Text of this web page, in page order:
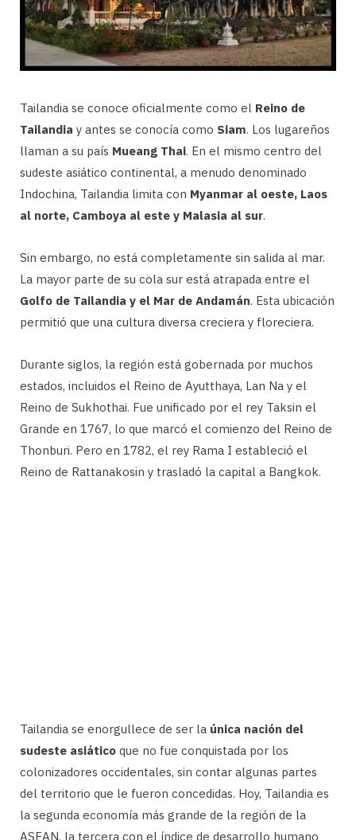
Tailandia se conoce oficialmente como el Reino de
Tailandia y antes se conocía como Siam. Los lugareños
llaman a su país Mueang Thai. En el mismo centro del
sudeste asiático continental, a menudo denominado
Indochina, Tailandia limita con Myanmar al oeste, Laos
al norte, Camboya al este y Malasia al sur.
Sin embargo, no está completamente sin salida al mar.
La mayor parte de su cola sur está atrapada entre el
Golfo de Tailandia y el Mar de Andamán. Esta ubicación
permitió que una cultura diversa creciera y floreciera.
Durante siglos, la región está gobernada por muchos
estados, incluidos el Reino de Ayutthaya, Lan Na y el
Reino de Sukhothai. Fue unificado por el rey Taksin el
Grande en 1767, lo que marcó el comienzo del Reino de
Thonburi. Pero en 1782, el rey Rama I estableció el
Reino de Rattanakosin y trasladó la capital a Bangkok.
Tailandia se enorgullece de ser la única nación del
sudeste asiático que no fue conquistada por los
colonizadores occidentales, sin contar algunas partes
del territorio que le fueron concedidas. Hoy, Tailandia es
la segunda economía más grande de la región de la
ASEAN, la tercera con el índice de desarrollo humano